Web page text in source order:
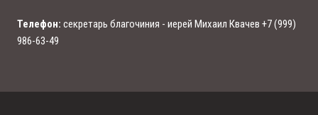
Телефон: секретарь благочиния - иерей Михаил Квачев +7 (999)
986-63-49